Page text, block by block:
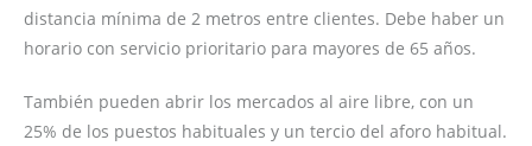
distancia mínima de 2 metros entre clientes. Debe haber un
horario con servicio prioritario para mayores de 65 años.
También pueden abrir los mercados al aire libre, con un
25% de los puestos habituales y un tercio del aforo habitual.